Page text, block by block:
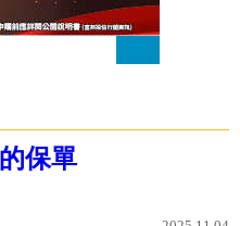
保單